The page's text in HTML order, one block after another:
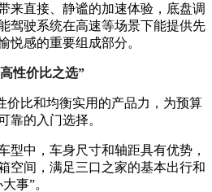
来直接、静谧的加速体验，底盘调
驾驶系统在高速等场景下能提供先
悦感的重要组成部分。
性价比之选”
价比和均衡实用的产品力，为预算
靠的入门选择。
型中，车身尺寸和轴距具有优势，
空间，满足三口之家的基本出行和
事”。